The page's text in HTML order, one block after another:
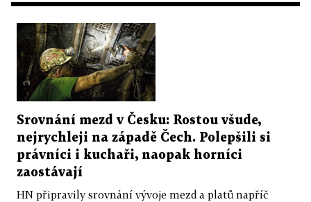
Srovnání mezd v Česku: Rostou všude,
nejrychleji na západě Čech. Polepšili si
právníci i kuchaři, naopak horníci
zaostávají
HN připravily srovnání vývoje mezd a platů napříč